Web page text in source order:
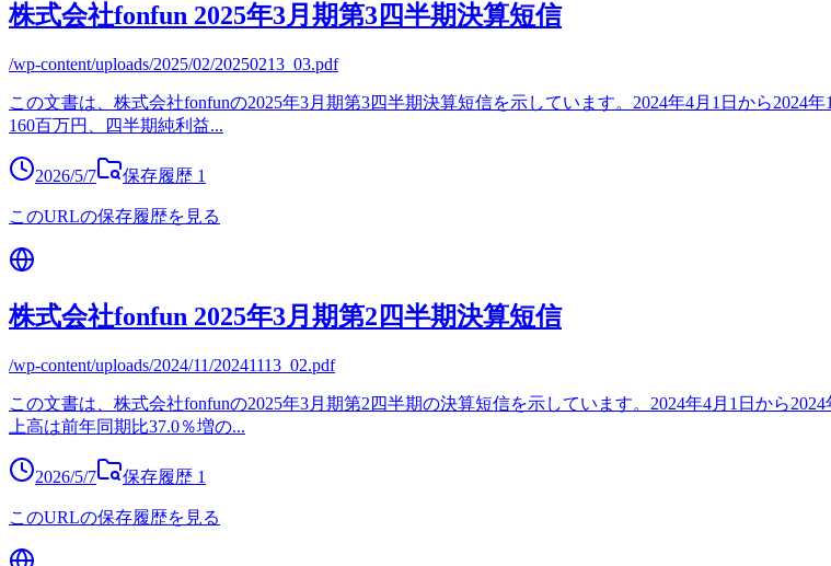
株式会社fonfun 2025年3月期第3四半期決算短信
/wp-content/uploads/2025/02/20250213_03.pdf
この文書は、株式会社fonfunの2025年3月期第3四半期決算短信を示しています。2024年4月1日から
160百万円、四半期純利益...
2026/5/7 保存履歴 1
このURLの保存履歴を見る
株式会社fonfun 2025年3月期第2四半期決算短信
/wp-content/uploads/2024/11/20241113_02.pdf
この文書は、株式会社fonfunの2025年3月期第2四半期の決算短信を示しています。2024年4月1日から
上高は前年同期比37.0％増の...
2026/5/7 保存履歴 1
このURLの保存履歴を見る